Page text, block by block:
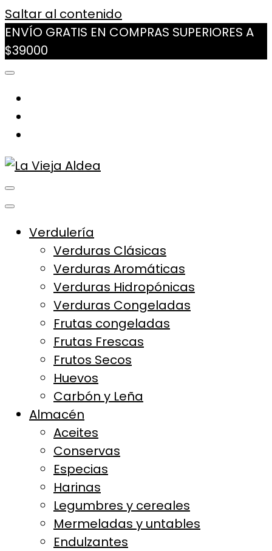
Saltar al contenido
ENVÍO GRATIS EN COMPRAS SUPERIORES A
$39000
Verdulería
Verduras Clásicas
Verduras Aromáticas
Verduras Hidropónicas
Verduras Congeladas
Frutas congeladas
Frutas Frescas
Frutos Secos
Huevos
Carbón y Leña
Almacén
Aceites
Conservas
Especias
Harinas
Legumbres y cereales
Mermeladas y untables
Endulzantes